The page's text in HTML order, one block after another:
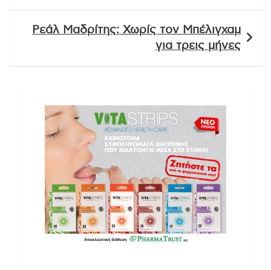
Ρεάλ Μαδρίτης: Χωρίς τον Μπέλιγχαμ
για τρεις μήνες